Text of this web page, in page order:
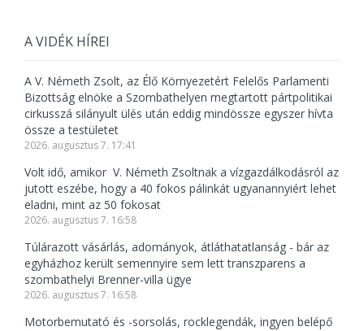
A VIDÉK HÍREI
A V. Németh Zsolt, az Élő Környezetért Felelős Parlamenti
Bizottság elnöke a Szombathelyen megtartott pártpolitikai
cirkusszá silányult ülés után eddig mindössze egyszer hívta
össze a testületet
2026. augusztus 7. 17:41
Volt idő, amikor V. Németh Zsoltnak a vízgazdálkodásról az
jutott eszébe, hogy a 40 fokos pálinkát ugyanannyiért lehet
eladni, mint az 50 fokosat
2026. augusztus 7. 16:58
Túlárazott vásárlás, adományok, átláthatatlanság - bár az
egyházhoz került semennyire sem lett transzparens a
szombathelyi Brenner-villa ügye
2026. augusztus 7. 16:58
Motorbemutató és -sorsolás, rocklegendák, ingyen belépő